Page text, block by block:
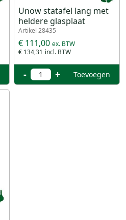
Unow statafel lang met
heldere glasplaat
Artikel 28435
€ 134,31
€ 111,00
- + Toevoegen